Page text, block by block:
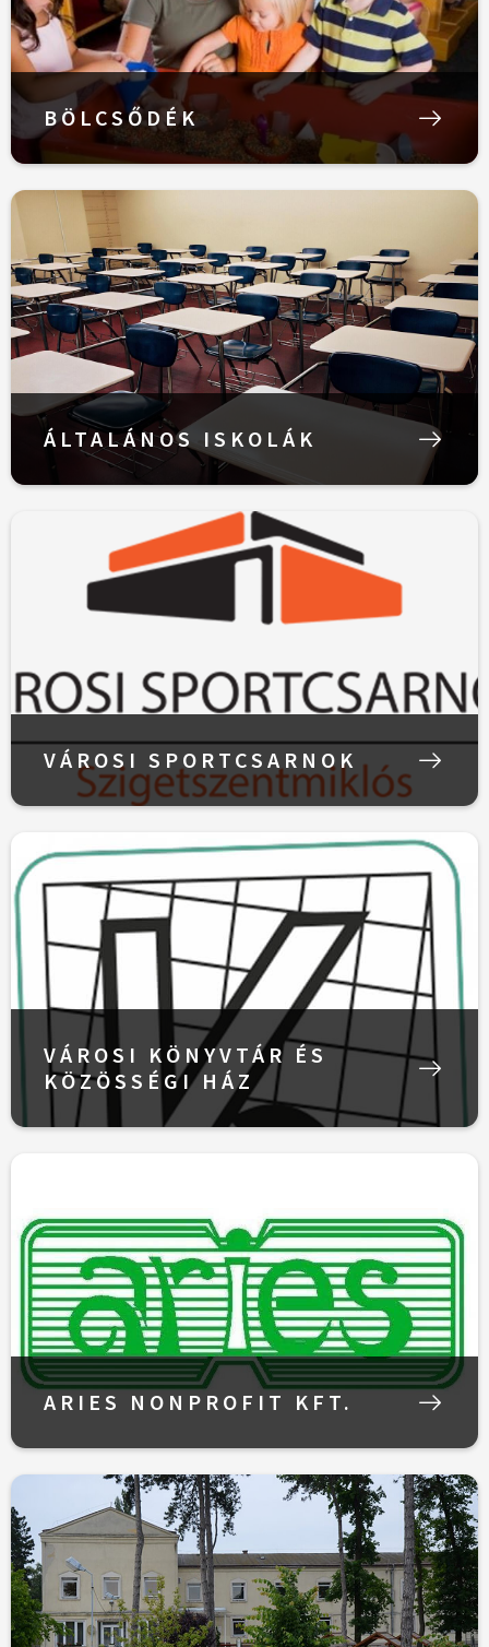
BÖLCSŐDÉK
ÁLTALÁNOS ISKOLÁK
VÁROSI SPORTCSARNOK
VÁROSI KÖNYVTÁR ÉS
KÖZÖSSÉGI HÁZ
ARIES NONPROFIT KFT.